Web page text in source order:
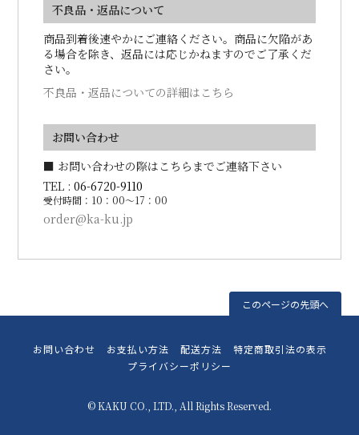
不良品・返品について
商品到着後速やかにご連絡ください。商品に欠陥があ
る場合を除き、返品には応じかねますのでご了承くだ
さい。
不良品・返品についての詳細はこちら
お問い合わせ
■ お問い合わせの際はこちらまでご連絡下さい
TEL : 06-6720-9110
受付時間：10：00～17：00
order@ka-ku.jp
このページの先頭へ
お問い合わせ お支払い方法 配送方法
特定商取引法の表示
プライバシーポリシー
© KAKU CO., LTD., All Rights Reserved.